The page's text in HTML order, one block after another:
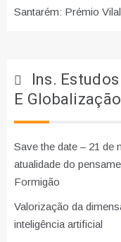
Santarém: Prémio
Ins.
E Globalização
Save the date – 21 de
atualidade do
Formigão
Valorização da
inteligência artificial